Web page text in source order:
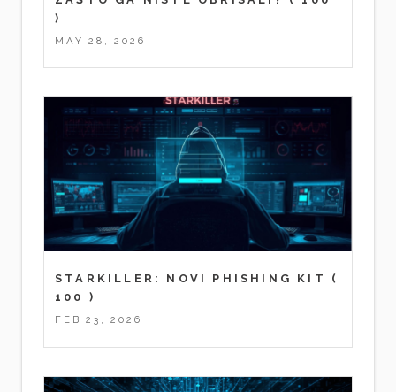
)
MAY 28, 2026
STARKILLER: NOVI PHISHING KIT
(
100 )
FEB 23, 2026